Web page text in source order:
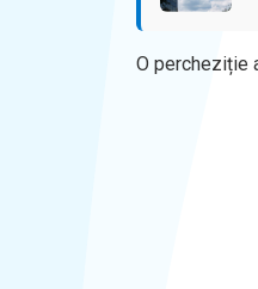
O percheziție